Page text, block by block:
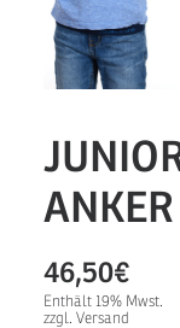
ANKER
46,50€
Enthält 19% Mwst.
zzgl. Versand